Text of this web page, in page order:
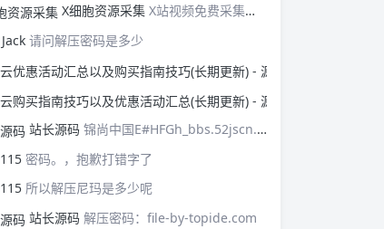
X细胞资源采集 X站视频免费采集，可以适配此CMS，含免费模板。有需要的站长可以看看xxibaozyw.com
Jack 请问解压密码是多少
站长源码 锦尚中国E#HFGh_bbs.52jscn.comEYzhibo8
115 密码。，抱歉打错字了
115 所以解压尼玛是多少呢
站长源码 解压密码：file-by-topide.com